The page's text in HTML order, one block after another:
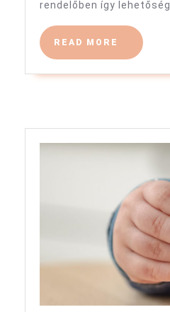
rendelőben így
READ MORE
READ
MORE